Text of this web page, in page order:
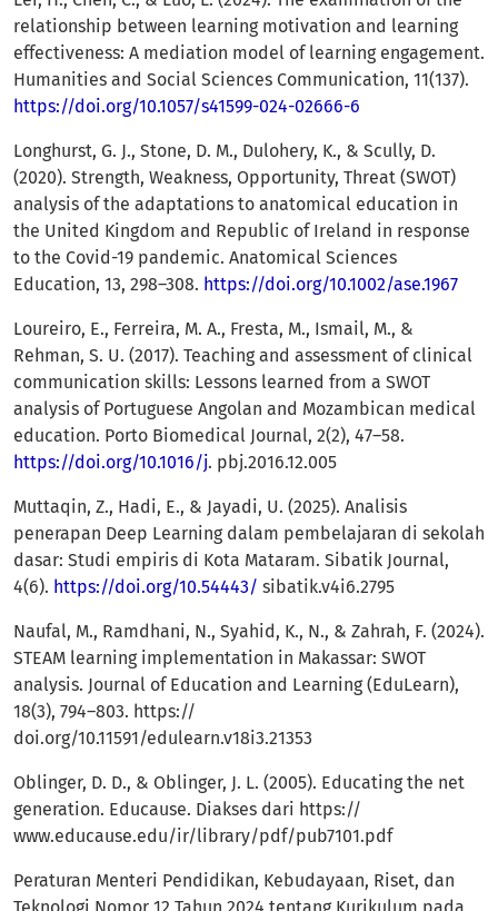
relationship between learning motivation and learning
effectiveness: A mediation model of learning engagement.
Humanities and Social Sciences Communication, 11(137).
https://doi.org/10.1057/s41599-024-02666-6
Longhurst, G. J., Stone, D. M., Dulohery, K., & Scully, D.
(2020). Strength, Weakness, Opportunity, Threat (SWOT)
analysis of the adaptations to anatomical education in
the United Kingdom and Republic of Ireland in response
to the Covid-19 pandemic. Anatomical Sciences
Education, 13, 298–308. https://doi.org/10.1002/ase.1967
Loureiro, E., Ferreira, M. A., Fresta, M., Ismail, M., &
Rehman, S. U. (2017). Teaching and assessment of clinical
communication skills: Lessons learned from a SWOT
analysis of Portuguese Angolan and Mozambican medical
education. Porto Biomedical Journal, 2(2), 47–58.
https://doi.org/10.1016/j. pbj.2016.12.005
Muttaqin, Z., Hadi, E., & Jayadi, U. (2025). Analisis
penerapan Deep Learning dalam pembelajaran di sekolah
dasar: Studi empiris di Kota Mataram. Sibatik Journal,
4(6). https://doi.org/10.54443/ sibatik.v4i6.2795
Naufal, M., Ramdhani, N., Syahid, K., N., & Zahrah, F. (2024).
STEAM learning implementation in Makassar: SWOT
analysis. Journal of Education and Learning (EduLearn),
18(3), 794–803. https://
doi.org/10.11591/edulearn.v18i3.21353
Oblinger, D. D., & Oblinger, J. L. (2005). Educating the net
generation. Educause. Diakses dari https://
www.educause.edu/ir/library/pdf/pub7101.pdf
Peraturan Menteri Pendidikan, Kebudayaan, Riset, dan